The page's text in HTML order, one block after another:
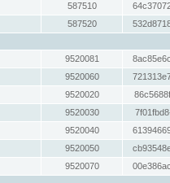
587510
587520
9520081
9520060
9520020
9520030
9520040
9520050
9520070